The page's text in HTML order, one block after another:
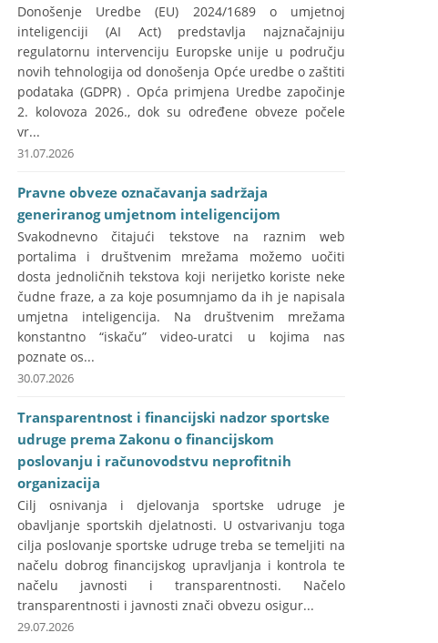
Donošenje Uredbe (EU) 2024/1689 o umjetnoj
inteligenciji (AI Act) predstavlja najznačajniju
regulatornu intervenciju Europske unije u području
novih tehnologija od donošenja Opće uredbe o zaštiti
podataka (GDPR) . Opća primjena Uredbe započinje
2. kolovoza 2026., dok su određene obveze počele
vr...
31.07.2026
Pravne obveze označavanja sadržaja
generiranog umjetnom inteligencijom
Svakodnevno čitajući tekstove na raznim web
portalima i društvenim mrežama možemo uočiti
dosta jednoličnih tekstova koji nerijetko koriste neke
čudne fraze, a za koje posumnjamo da ih je napisala
umjetna inteligencija. Na društvenim mrežama
konstantno “iskaču” video-uratci u kojima nas
poznate os...
30.07.2026
Transparentnost i financijski nadzor sportske
udruge prema Zakonu o financijskom
poslovanju i računovodstvu neprofitnih
organizacija
Cilj osnivanja i djelovanja sportske udruge je
obavljanje sportskih djelatnosti. U ostvarivanju toga
cilja poslovanje sportske udruge treba se temeljiti na
načelu dobrog financijskog upravljanja i kontrola te
načelu javnosti i transparentnosti. Načelo
transparentnosti i javnosti znači obvezu osigur...
29.07.2026